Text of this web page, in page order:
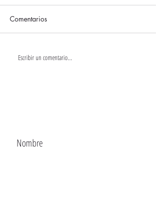
Comentarios
Escribir un comentario...